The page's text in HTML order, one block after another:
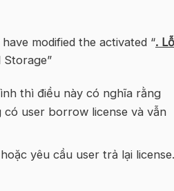
modified the activated “.
thì điều này có nghĩa rằng
user borrow license và vẫn
yêu cầu user trả lại license.